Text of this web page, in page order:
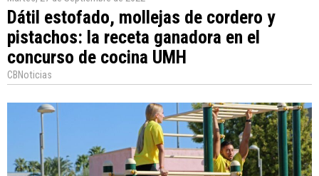
Dátil estofado, mollejas de cordero y
pistachos: la receta ganadora en el
concurso de cocina UMH
CBNoticias